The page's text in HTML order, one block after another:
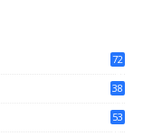
72
38
53